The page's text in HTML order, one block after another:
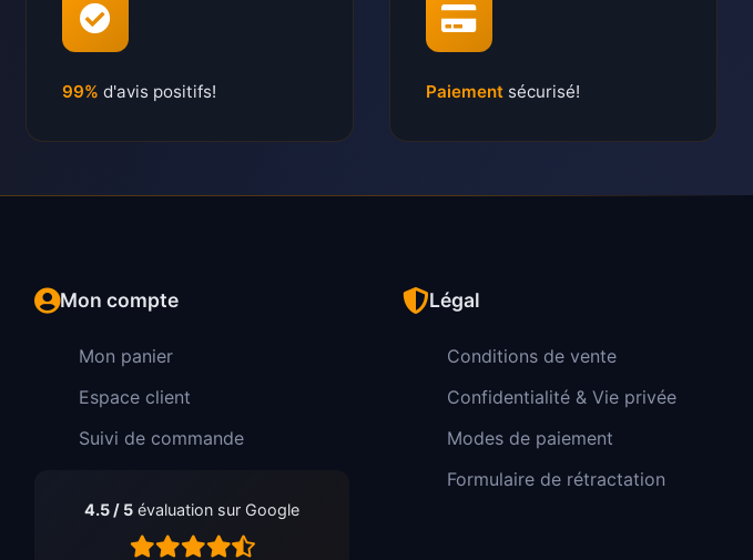
99% d'avis positifs! Paiement sécurisé!
Mon compte
Mon panier
Espace client
Suivi de commande
4.5 / 5 évaluation sur Google
Légal
Conditions de vente
Confidentialité & Vie privée
Modes de paiement
Formulaire de rétractation